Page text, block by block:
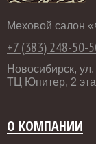
Меховой салон
+7 (383) 248-50-
Новосибирск,
ТЦ Юпитер, 2
О КОМПАНИИ